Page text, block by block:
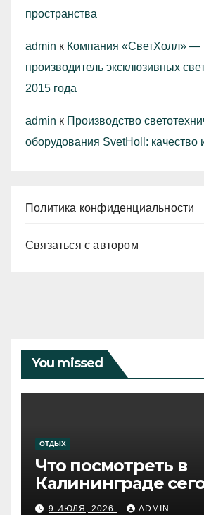
пространства
admin к Компания «СветХолл» —
производитель эксклюзивных
2015 года
admin к Производство
оборудования SvetHoll: качество
Политика конфиденциальности
Связаться с автором
You missed
ОТДЫХ
Что посмотреть в
Калининграде
путеводитель по
9 ИЮЛЯ, 2026 ADMIN